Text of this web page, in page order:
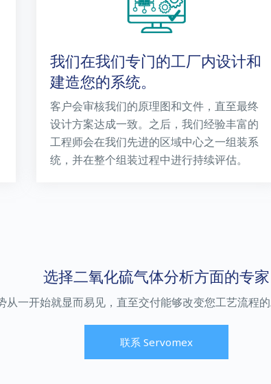
我们在我们专门的工厂内设计和
建造您的系统。
客户会审核我们的原理图和文件，直至最终
设计方案达成一致。之后，我们经验丰富的
工程师会在我们先进的区域中心之一组装系
统，并在整个组装过程中进行持续评估。
选择二氧化硫气体分析方面的专家
从一开始就显而易见，直至交付能够改变您工艺流程的
联系 Servomex